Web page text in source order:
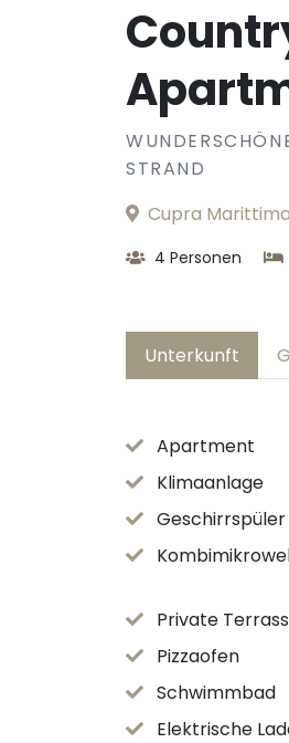
STRAND
Cupra
4 Personen
Unterkunft
Apartment
Klimaanlage
Geschirrspüler
Private
Pizzaofen
Schwimmbad
Elektrische